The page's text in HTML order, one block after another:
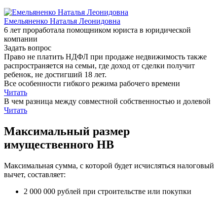
Емельяненко Наталья Леонидовна
6 лет проработала помощником юриста в юридической
компании
Задать вопрос
Право не платить НДФЛ при продаже недвижимость также
распространяется на семьи, где доход от сделки получит
ребенок, не достигший 18 лет.
Все особенности гибкого режима рабочего времени
Читать
В чем разница между совместной собственностью и долевой
Читать
Максимальный размер
имущественного НВ
Максимальная сумма, с которой будет исчисляться налоговый
вычет, составляет:
2 000 000 рублей при строительстве или покупки